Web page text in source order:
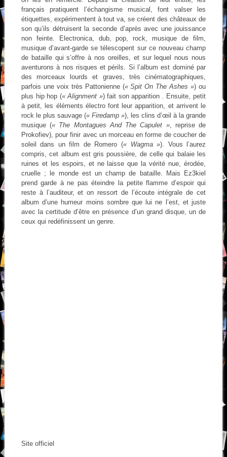
français pratiquent l’échangisme musical, font valser les
étiquettes, expérimentent à tout va, se créent des châteaux de
son qu’ils détruisent la seconde d’après avec une jouissance
non feinte. Electronica, dub, pop, rock, musique de film,
musique d’avant-garde se télescopent sur ce nouveau champ
de bataille qui s’offre à nos oreilles, et sur lequel nous nous
aventurons à nos risques et périls. Si l’album est dominé par
des morceaux lourds et graves, très cinématographiques,
parfois une voix très Pattonienne (« Spit On The Ashes ») ou
plus hip hop (« Alignment ») fait son apparition . Ensuite, petit
à petit, les éléments électro font leur apparition, et arrivent le
rock le plus sauvage (« Firedamp »), les clins d’œil à la grande
musique (« The Montagues And The Capulet », reprise de
Prokofiev), pour finir avec un morceau en forme de coucher de
soleil dans un film de Romero (« Wagma »). Vous l’aurez
compris, cet album est gris poussière, de celle qui balaie les
ruines et les espoirs, et ne laisse que la vérité nue, érodée,
cruelle ; le monde est un champ de bataille. Mais Ez3kiel
prend garde à ne pas éteindre la petite flamme d’espoir qui
reste à l’auditeur, et on ressort de l’écoute intégrale de cet
album d’une humeur moins sombre que lui ne l’est, et juste
avec la certitude d’être en présence d’un grand disque, un de
ceux qui redéfinissent un genre.
Site officiel